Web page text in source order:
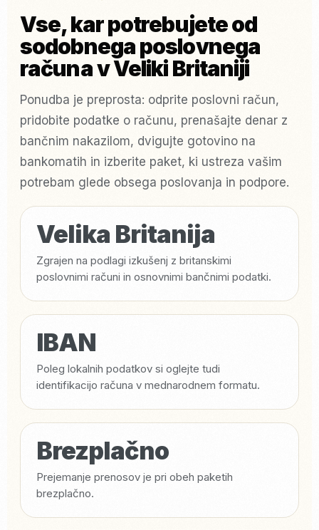
Vse, kar potrebujete od
sodobnega poslovnega
računa v Veliki Britaniji
Ponudba je preprosta: odprite poslovni račun,
pridobite podatke o računu, prenašajte denar z
bančnim nakazilom, dvigujte gotovino na
bankomatih in izberite paket, ki ustreza vašim
potrebam glede obsega poslovanja in podpore.
Velika Britanija
Zgrajen na podlagi izkušenj z britanskimi
poslovnimi računi in osnovnimi bančnimi podatki.
IBAN
Poleg lokalnih podatkov si oglejte tudi
identifikacijo računa v mednarodnem formatu.
Brezplačno
Prejemanje prenosov je pri obeh paketih
brezplačno.